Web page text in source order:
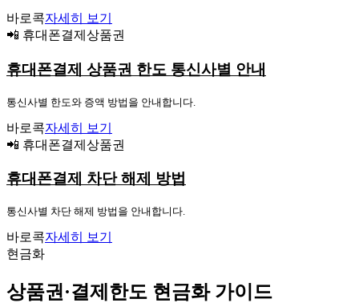
바로콕자세히 보기
📲 휴대폰결제상품권
휴대폰결제 상품권 한도 통신사별 안내
통신사별 한도와 증액 방법을 안내합니다.
바로콕자세히 보기
📲 휴대폰결제상품권
휴대폰결제 차단 해제 방법
통신사별 차단 해제 방법을 안내합니다.
바로콕자세히 보기
현금화
상품권·결제한도 현금화 가이드